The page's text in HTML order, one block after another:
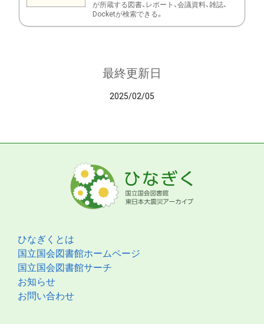
が所蔵する図書、レポート、会議資料、雑誌、
Docketが検索できる。
最終更新日
2025/02/05
ひなぎくとは
国立国会図書館ホームページ
国立国会図書館サーチ
お知らせ
お問い合わせ